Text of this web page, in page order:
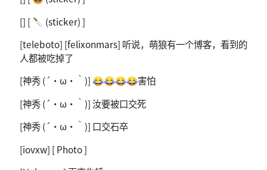
[] [ 🔪 (sticker) ]
[teleboto] [felixonmars] 听说，萌狼有一个博客，看到的
人都被吃掉了
[神秀 (´・ω・｀)] 😂😂😂😂害怕
[神秀 (´・ω・｀)] 汝要被口交死
[神秀 (´・ω・｀)] 口交石卒
[iovxw] [ Photo ]